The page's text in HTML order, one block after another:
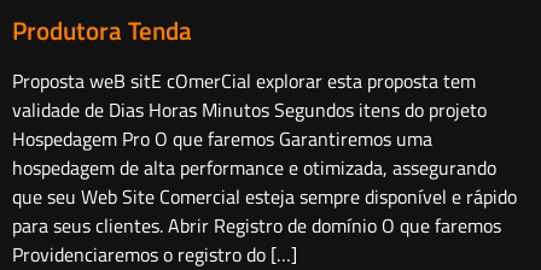
Produtora Tenda
Proposta weB sitE cOmerCial explorar esta proposta tem
validade de Dias Horas Minutos Segundos itens do projeto
Hospedagem Pro O que faremos Garantiremos uma
hospedagem de alta performance e otimizada, assegurando
que seu Web Site Comercial esteja sempre disponível e rápido
para seus clientes. Abrir Registro de domínio O que faremos
Providenciaremos o registro do […]